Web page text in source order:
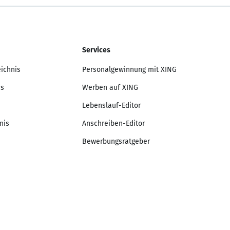
Services
Personalgewinnung mit XING
Werben auf XING
Lebenslauf-Editor
Anschreiben-Editor
Bewerbungsratgeber